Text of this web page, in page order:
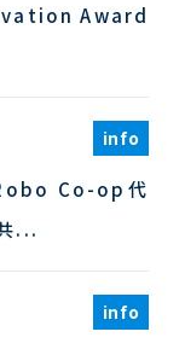
Award
info
Co-op代
...
info